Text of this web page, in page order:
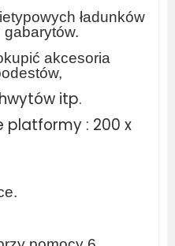
ładunków
akcesoria
itp.
platformy : 200 x